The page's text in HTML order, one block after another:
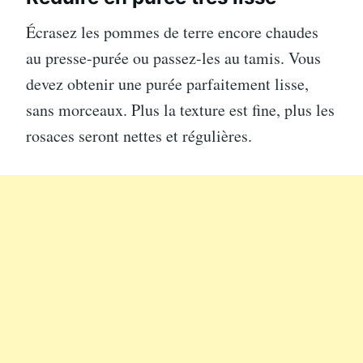
Écrasez les pommes de terre encore chaudes
au presse-purée ou passez-les au tamis. Vous
devez obtenir une purée parfaitement lisse,
sans morceaux. Plus la texture est fine, plus les
rosaces seront nettes et régulières.